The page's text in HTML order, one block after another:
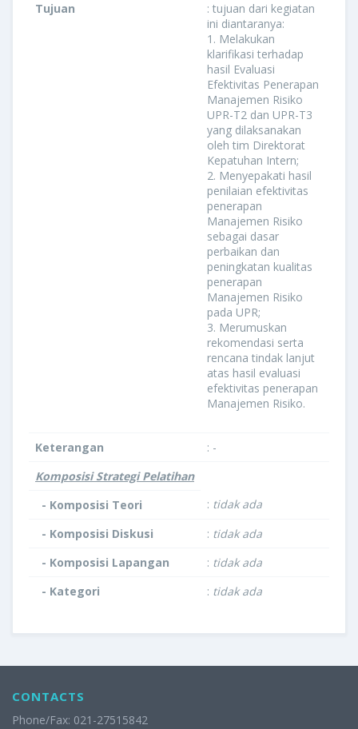
Tujuan
: tujuan dari kegiatan
ini diantaranya:
1. Melakukan
klarifikasi terhadap
hasil Evaluasi
Efektivitas Penerapan
Manajemen Risiko
UPR-T2 dan UPR-T3
yang dilaksanakan
oleh tim Direktorat
Kepatuhan Intern;
2. Menyepakati hasil
penilaian efektivitas
penerapan
Manajemen Risiko
sebagai dasar
perbaikan dan
peningkatan kualitas
penerapan
Manajemen Risiko
pada UPR;
3. Merumuskan
rekomendasi serta
rencana tindak lanjut
atas hasil evaluasi
efektivitas penerapan
Manajemen Risiko.
Keterangan
: -
Komposisi Strategi Pelatihan
- Komposisi Teori
: tidak ada
- Komposisi Diskusi
: tidak ada
- Komposisi Lapangan
: tidak ada
- Kategori
: tidak ada
CONTACTS
Phone/Fax: 021-27515842